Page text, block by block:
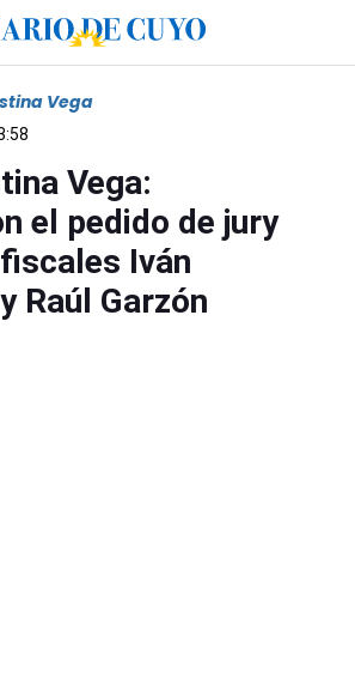
Vega
Vega:
el pedido de jury
Iván
Raúl Garzón